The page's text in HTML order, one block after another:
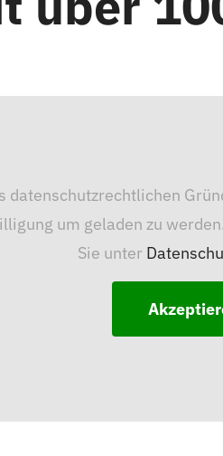
datenschutzrechtlichen
um geladen zu
Sie unter